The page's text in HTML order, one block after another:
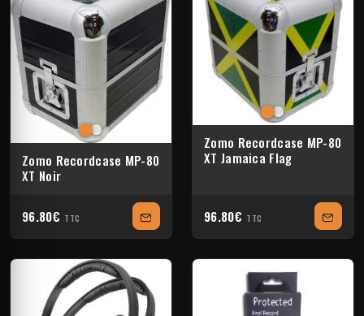
Zomo Recordcase MP-80
XT Noir
96.80€ TTC
Zomo Recordcase MP-80
XT Jamaica Flag
96.80€ TTC